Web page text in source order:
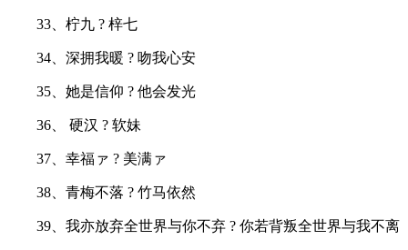
33、柠九 ? 梓七
34、深拥我暖 ? 吻我心安
35、她是信仰 ? 他会发光
36、 硬汉 ? 软妹
37、幸福ァ ? 美满ァ
38、青梅不落 ? 竹马依然
39、我亦放弃全世界与你不弃 ? 你若背叛全世界与我不离